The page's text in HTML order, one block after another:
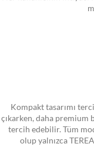
Kompakt tasarımı
çıkarken, daha
tercih edebilir. Tüm
olup yalnızca